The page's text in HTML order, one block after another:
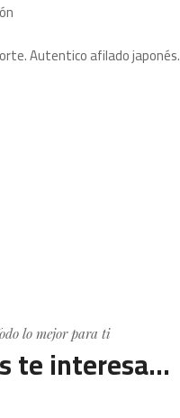
Autentico afilado japonés.
lo mejor para ti
te interesa...